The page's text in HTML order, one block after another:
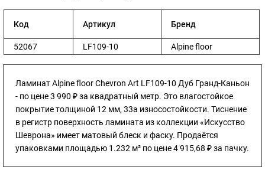
Код Артикул Бренд
52067 LF109-10 Alpine floor
Ламинат Alpine floor Chevron Art LF109-10 Дуб Гранд-Каньон
- по цене 3 990 ₽ за квадратный метр. Это влагостойкое
покрытие толщиной 12 мм, 33а износостойкости. Тиснение
в регистр поверхность ламината из коллекции «Искусство
Шеврона» имеет матовый блеск и фаску. Продаётся
упаковками площадью 1.232 м² по цене 4 915,68 ₽ за пачку.